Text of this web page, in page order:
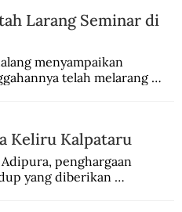
Larang Seminar di
menyampaikan
telah melarang
Keliru Kalpataru
penghargaan
yang diberikan